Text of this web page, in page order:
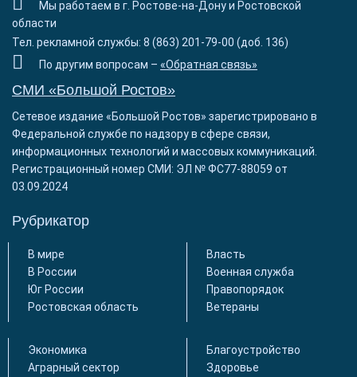
Мы работаем в г. Ростове-на-Дону и Ростовской
области
Тел. рекламной службы: 8 (863) 201-79-00 (доб. 136)
По другим вопросам – «Обратная связь»
СМИ «Большой Ростов»
Сетевое издание «Большой Ростов» зарегистрировано в
Федеральной службе по надзору в сфере связи,
информационных технологий и массовых коммуникаций.
Регистрационный номер СМИ: ЭЛ № ФС77-88059 от
03.09.2024
Рубрикатор
В мире
В России
Юг России
Ростовская область
Власть
Военная служба
Правопорядок
Ветераны
Экономика
Аграрный сектор
Благоустройство
Здоровье